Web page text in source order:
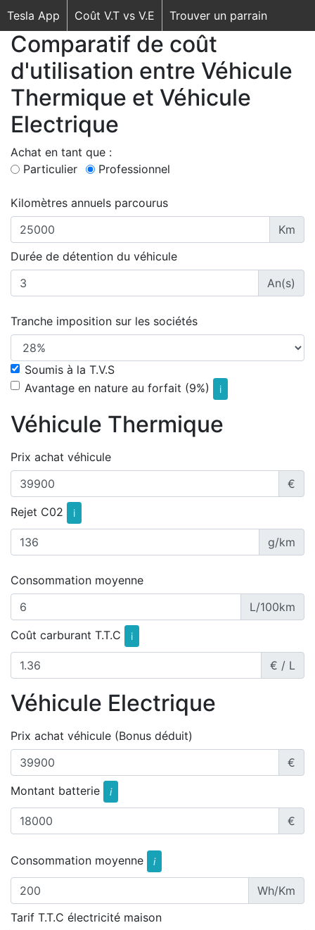
Tesla App Coût V.T vs V.E Trouver un parrain
Comparatif de coût
d'utilisation entre Véhicule
Thermique et Véhicule
Electrique
Achat en tant que :
Particulier
Professionnel
Kilomètres annuels parcourus
Km
Durée de détention du véhicule
An(s)
Tranche imposition sur les sociétés
Soumis à la T.V.S
Avantage en nature au forfait (9%)
i
Véhicule Thermique
Prix achat véhicule
€
Rejet C02
i
g/km
Consommation moyenne
L/100km
Coût carburant T.T.C
i
€ / L
Véhicule Electrique
Prix achat véhicule (Bonus déduit)
€
Montant batterie
i
€
Consommation moyenne i
Wh/Km
Tarif T.T.C électricité maison